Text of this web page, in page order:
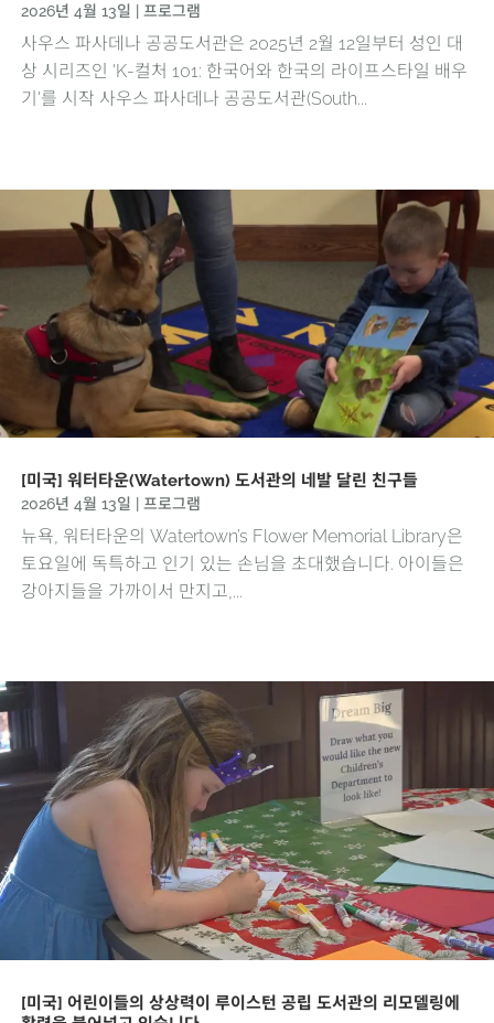
2026년 4월 13일 프로그램
사우스 파사데나 공공도서관은 2025년 2월 12일부터 성인 대
상 시리즈인 'K-컬처 101: 한국어와 한국의 라이프스타일 배우
기'를 시작 사우스 파사데나 공공도서관(South...
[미국] 워터타운(Watertown) 도서관의 네발 달린 친구들
2026년 4월 13일 | 프로그램
뉴욕, 워터타운의 Watertown’s Flower Memorial Library은
토요일에 독특하고 인기 있는 손님을 초대했습니다. 아이들은
강아지들을 가까이서 만지고,...
[미국] 어린이들의 상상력이 루이스턴 공립 도서관의 리모델링에